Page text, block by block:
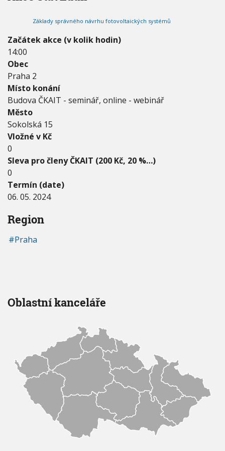
-
0
6
.
0
5
.
2
0
2
4
Základy správného návrhu fotovoltaických systémů
Začátek akce (v kolik hodin)
14:00
Obec
Praha 2
Místo konání
Budova ČKAIT - seminář, online - webinář
Město
Sokolská 15
Vložné v Kč
0
Sleva pro členy ČKAIT (200 Kč, 20 %…)
0
Termín (date)
06. 05. 2024
Region
Praha
Oblastní kanceláře